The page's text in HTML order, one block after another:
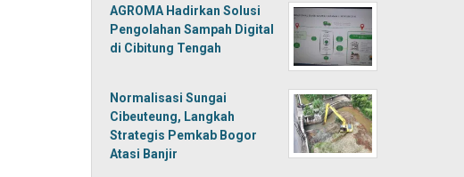
AGROMA Hadirkan Solusi
Pengolahan Sampah Digital
di Cibitung Tengah
Normalisasi Sungai
Cibeuteung, Langkah
Strategis Pemkab Bogor
Atasi Banjir